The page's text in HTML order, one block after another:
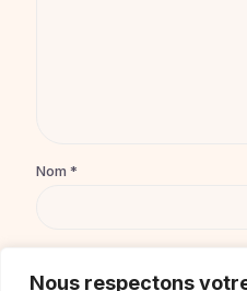
Nous respectons
Nom *